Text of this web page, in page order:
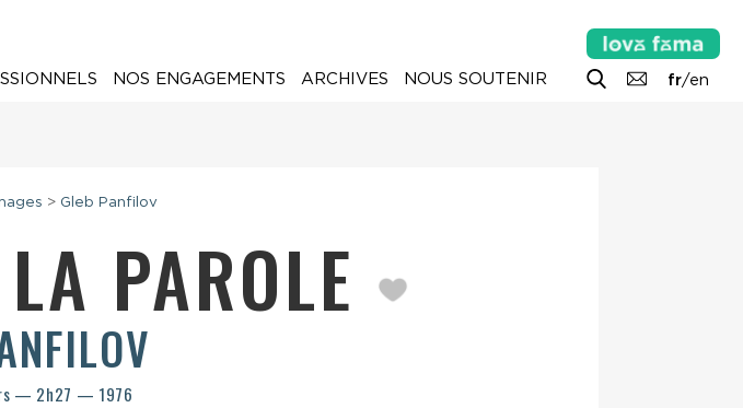
fr/en
NOS ENGAGEMENTS ARCHIVES NOUS SOUTENIR
> Gleb Panfilov
PAROLE
— 2h27 — 1976